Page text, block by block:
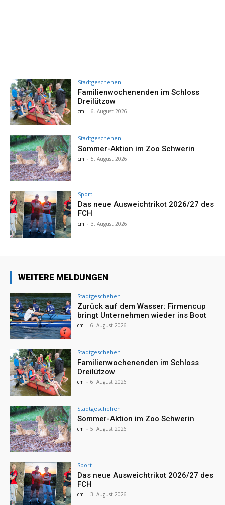
Stadtgeschehen
Familienwochenenden im Schloss
Dreilützow
cm - 6. August 2026
Stadtgeschehen
Sommer-Aktion im Zoo Schwerin
cm - 5. August 2026
Sport
Das neue Ausweichtrikot 2026/27 des
FCH
cm - 3. August 2026
WEITERE MELDUNGEN
Stadtgeschehen
Zurück auf dem Wasser: Firmencup
bringt Unternehmen wieder ins Boot
cm - 6. August 2026
Stadtgeschehen
Familienwochenenden im Schloss
Dreilützow
cm - 6. August 2026
Stadtgeschehen
Sommer-Aktion im Zoo Schwerin
cm - 5. August 2026
Sport
Das neue Ausweichtrikot 2026/27 des
FCH
cm - 3. August 2026